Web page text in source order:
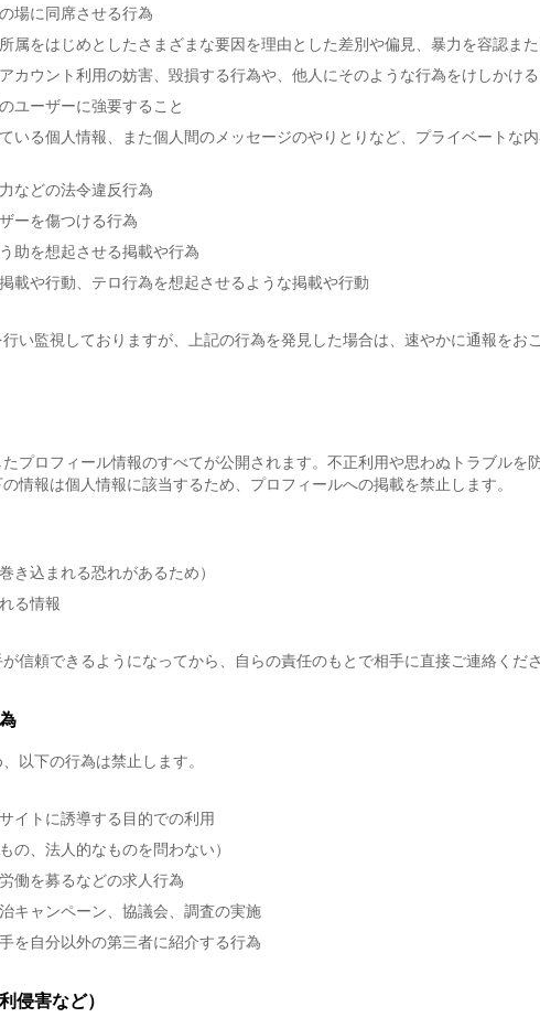
場に同席させる行為
属をはじめとしたさまざまな要因を理由とした差別や偏見、暴力を容認ま
カウント利用の妨害、毀損する行為や、他人にそのような行為をけしかける
ユーザーに強要すること
いる個人情報、また個人間のメッセージのやりとりなど、プライベートな
などの法令違反行為
ーを傷つける行為
助を想起させる掲載や行為
載や行動、テロ行為を想起させるような掲載や行動
い監視しておりますが、上記の行為を発見した場合は、速やかに通報をお
プロフィール情報のすべてが公開されます。不正利用や思わぬトラブルを
情報は個人情報に該当するため、プロフィールへの掲載を禁止します。
き込まれる恐れがあるため）
る情報
信頼できるようになってから、自らの責任のもとで相手に直接ご連絡くださ
以下の行為は禁止します。
イトに誘導する目的での利用
の、法人的なものを問わない）
働を募るなどの求人行為
キャンペーン、協議会、調査の実施
を自分以外の第三者に紹介する行為
侵害など）